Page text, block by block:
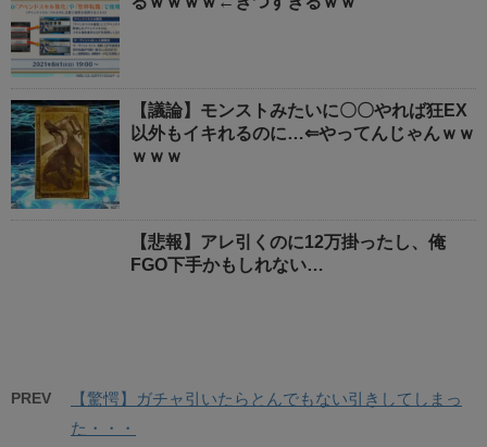
【議論】モンストみたいに〇〇やれば狂EX
以外もイキれるのに…⇐やってんじゃんｗｗ
ｗｗｗ
【悲報】アレ引くのに12万掛ったし、俺
FGO下手かもしれない…
PREV
【驚愕】ガチャ引いたらとんでもない引きしてしまっ
た・・・